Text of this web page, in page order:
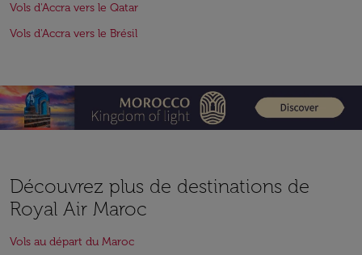
Vols d'Accra vers le Qatar
Vols d'Accra vers le Brésil
Découvrez plus de destinations de
Royal Air Maroc
Vols au départ du Maroc